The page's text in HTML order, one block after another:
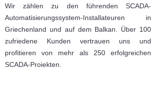
Wir zählen zu den führenden SCADA-
Automatisierungssystem-Installateuren in
Griechenland und auf dem Balkan. Über 100
zufriedene Kunden vertrauen uns und
profitieren von mehr als 250 erfolgreichen
SCADA-Projekten.